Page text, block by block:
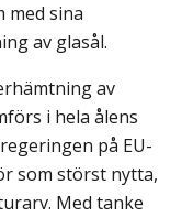
med sina
av glasål.
av
i hela ålens
på EU-
som störst nytta,
Med tanke